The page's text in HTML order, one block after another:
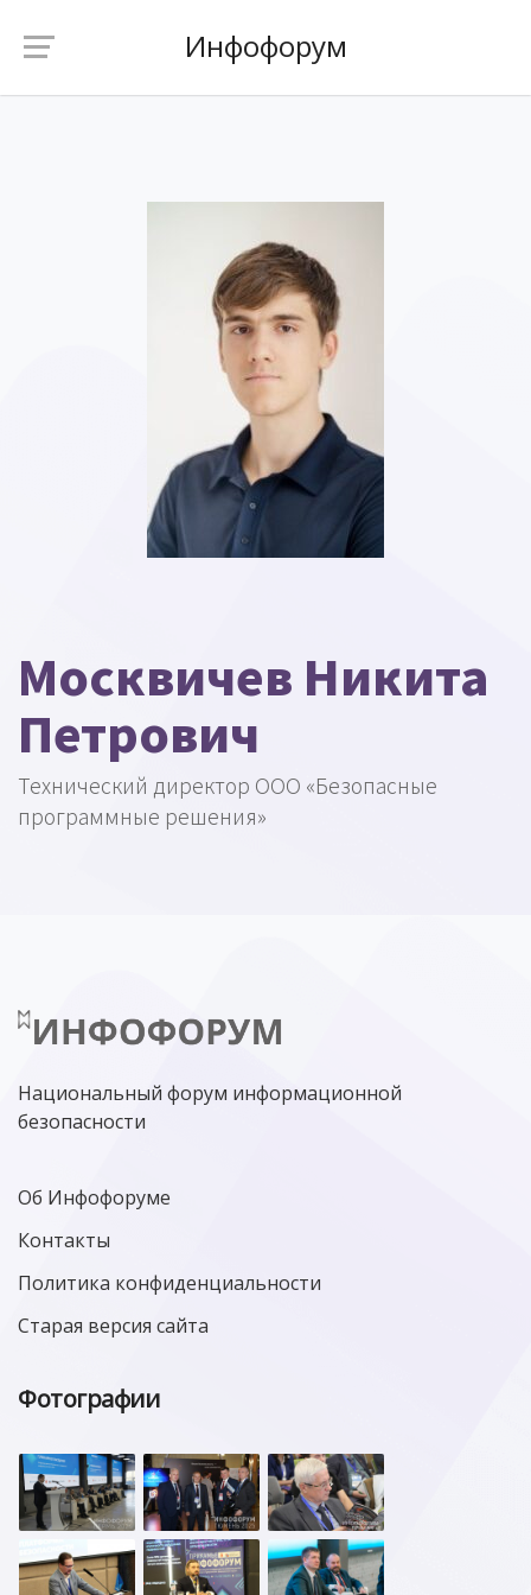
Инфофорум
Москвичев Никита
Петрович
Технический директор ООО «Безопасные
программные решения»
Национальный форум информационной
безопасности
Об Инфофоруме
Контакты
Политика конфиденциальности
Старая версия сайта
Фотографии